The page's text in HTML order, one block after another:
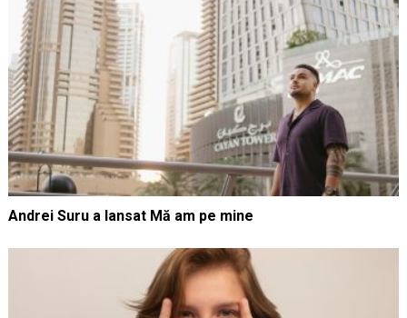
Andrei Suru a lansat Mă am pe mine